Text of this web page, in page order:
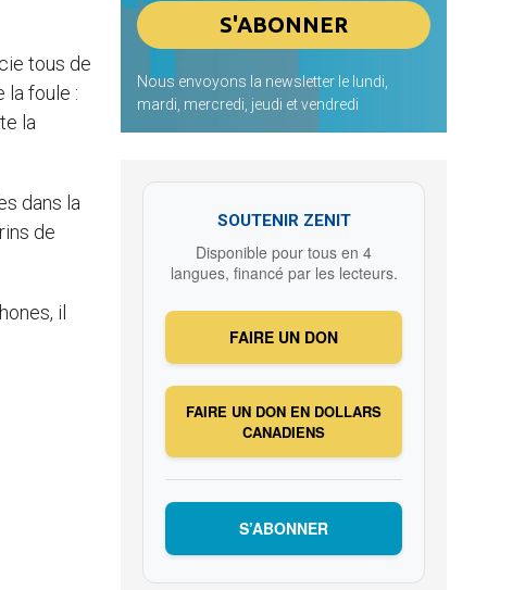
tous de
la foule :
la
dans la
de
il
Nous envoyons la newsletter le lundi,
mardi, mercredi, jeudi et vendredi
SOUTENIR ZENIT
Disponible pour tous en 4
langues, financé par les lecteurs.
FAIRE UN DON
FAIRE UN DON EN DOLLARS
CANADIENS
S’ABONNER